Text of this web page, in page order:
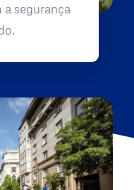
a segurança